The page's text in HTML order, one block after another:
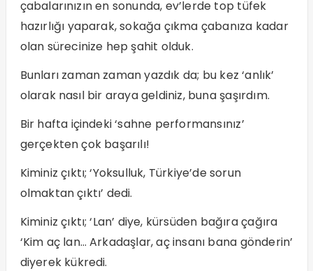
çabalarınızın en sonunda, ev’lerde top tüfek
hazırlığı yaparak, sokağa çıkma çabanıza kadar
olan sürecinize hep şahit olduk.
Bunları zaman zaman yazdık da; bu kez ‘anlık’
olarak nasıl bir araya geldiniz, buna şaşırdım.
Bir hafta içindeki ‘sahne performansınız’
gerçekten çok başarılı!
Kiminiz çıktı; ‘Yoksulluk, Türkiye’de sorun
olmaktan çıktı’ dedi.
Kiminiz çıktı; ‘Lan’ diye, kürsüden bağıra çağıra
‘Kim aç lan… Arkadaşlar, aç insanı bana gönderin’
diyerek kükredi.